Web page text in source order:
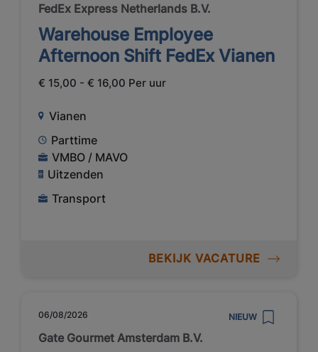
FedEx Express Netherlands B.V.
Warehouse Employee
Afternoon Shift FedEx Vianen
€ 15,00 - € 16,00 Per uur
Vianen
Parttime
VMBO / MAVO
Uitzenden
Transport
BEKIJK VACATURE
06/08/2026 NIEUW
Gate Gourmet Amsterdam B.V.